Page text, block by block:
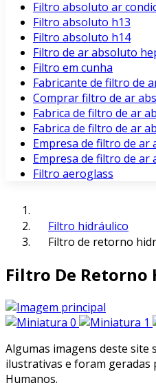
Filtro absoluto ar
Filtro absoluto h13
Filtro absoluto h14
Filtro de ar absoluto
Filtro em cunha
Fabricante de filtro de
Comprar filtro de ar
Fabrica de filtro de ar
Fabrica de filtro de ar
Empresa de filtro de ar
Empresa de filtro de ar
Filtro aeroglass
Filtro hidráulico
Filtro de retorno
Filtro De Retorno
Algumas imagens deste site
ilustrativas e foram geradas
Humanos.